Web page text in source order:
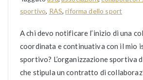
sportivo, RAS,riforma dello sport
A chi devo notificare l’inizio di una
coordinata e continuativa con il mio
sportivo? L’organizzazione sportiva
che stipula un contratto di